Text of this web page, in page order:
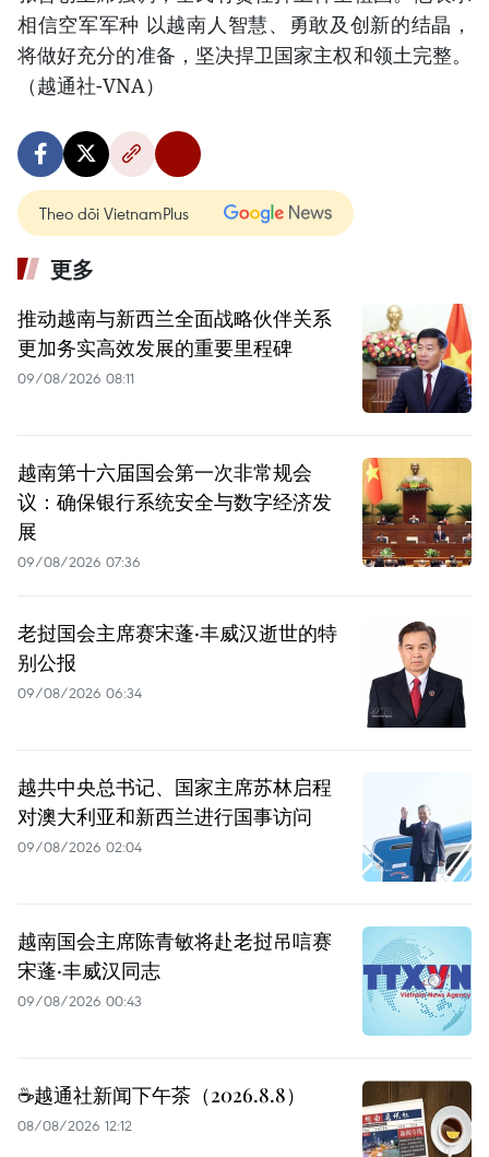
相信空军军种 以越南人智慧、勇敢及创新的结晶，
将做好充分的准备，坚决捍卫国家主权和领土完整。
（越通社-VNA）
Theo dõi VietnamPlus
更多
推动越南与新西兰全面战略伙伴关系
更加务实高效发展的重要里程碑
09/08/2026 08:11
越南第十六届国会第一次非常规会
议：确保银行系统安全与数字经济发
展
09/08/2026 07:36
老挝国会主席赛宋蓬·丰威汉逝世的特
别公报
09/08/2026 06:34
越共中央总书记、国家主席苏林启程
对澳大利亚和新西兰进行国事访问
09/08/2026 02:04
越南国会主席陈青敏将赴老挝吊唁赛
宋蓬·丰威汉同志
09/08/2026 00:43
☕️越通社新闻下午茶（2026.8.8）
08/08/2026 12:12